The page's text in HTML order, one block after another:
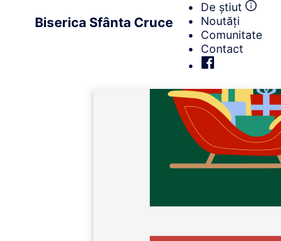
Biserica Sfânta Cruce
De știut
Noutăți
Comunitate
Contact